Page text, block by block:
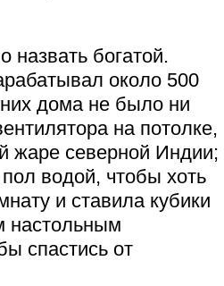
богатой.
около 500
дома не было ни
на потолке,
жаре северной Индии;
водой, чтобы хоть
и ставила кубики
настольным
спастись от